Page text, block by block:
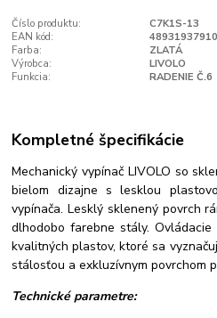
Číslo produktu:
C7K1S-13
EAN kód:
Farba:
ZLATÁ
Výrobca:
LIVOLO
Funkcia:
RADENIE Č.6
Kompletné špecifikácie
Mechanický vypínač LIVOLO so
bielom dizajne s lesklou
vypínača. Lesklý sklenený povrch
dlhodobo farebne stály.
kvalitných plastov, ktoré sa
stálosťou a exkluzívnym povrchom
Technické parametre: